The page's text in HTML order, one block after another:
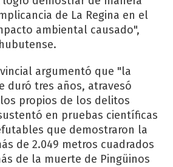
de La Regina en el
ambiental causado",
argumentó que "la
duró tres años, atravesó
propios de los delitos
en pruebas científicas
que demostraron la
de 2.049 metros cuadrados
de la muerte de Pingüinos